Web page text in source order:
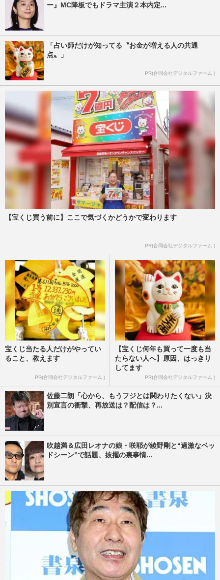
ー』MC降板でもドラマ主演２本内定...
「占い師だけが知ってる〝お金が増える人の共通
点〟」
PR(合同会社デジタルファーム )
【宝くじ買う前に】ここで気づくかどうかで変わります
PR(合同会社デジタルファーム )
宝くじ当たる人だけがやってい
ること、教えます
PR(合同会社デジタルファーム )
【宝くじ何年も買って一度も当
たらない人へ】原因、はっきり
してます
PR(合同会社デジタルファーム )
佐藤二朗「心から、もうフジとは関わりたくない」決
別宣言の衝撃、再放送は？配信は？...
吹越満＆広田レオナの娘・咲耶が綾野剛と“過激なベッ
ドシーン”で話題、抜擢の裏事情...